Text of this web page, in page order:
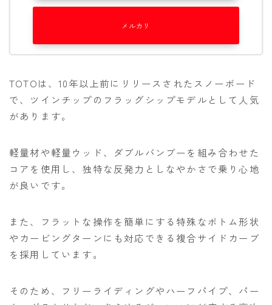
メルカリ
TOTOは、10年以上前にリリースされたスノーボード
で、ツインチップのフラッグシップモデルとして人気
があります。
軽量材や軽量ウッド、ダブルバンブーを組み合わせた
コアを使用し、独特な反発力としなやかさで乗り心地
が良いです。
また、フラットな操作を簡単にする特殊なボトム形状
やカービングターンにも対応できる複合サイドカーブ
を採用しています。
そのため、フリーライディングやハーフパイプ、パー